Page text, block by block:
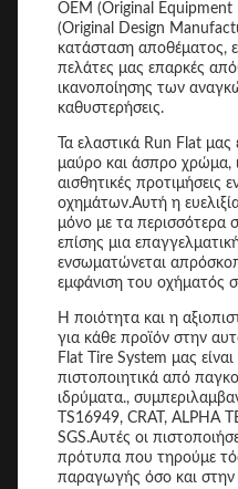
OEM (Original
(Original Design
κατάσταση αποθέματος,
πελάτες μας επαρκές
ικανοποίησης των
καθυστερήσεις.
Τα ελαστικά Run Flat μας
μαύρο και άσπρο χρώμα,
αισθητικές προτιμήσεις
οχημάτων.Αυτή η
μόνο με τα περισσότερα
επίσης μια
ενσωματώνεται
εμφάνιση του οχήματός
Η ποιότητα και η
για κάθε προϊόν στην
Flat Tire System μας
πιστοποιητικά από
ιδρύματα.,
TS16949, CRAT, ALPHA
SGS.Αυτές οι
πρότυπα που τηρούμε
παραγωγής όσο και στην